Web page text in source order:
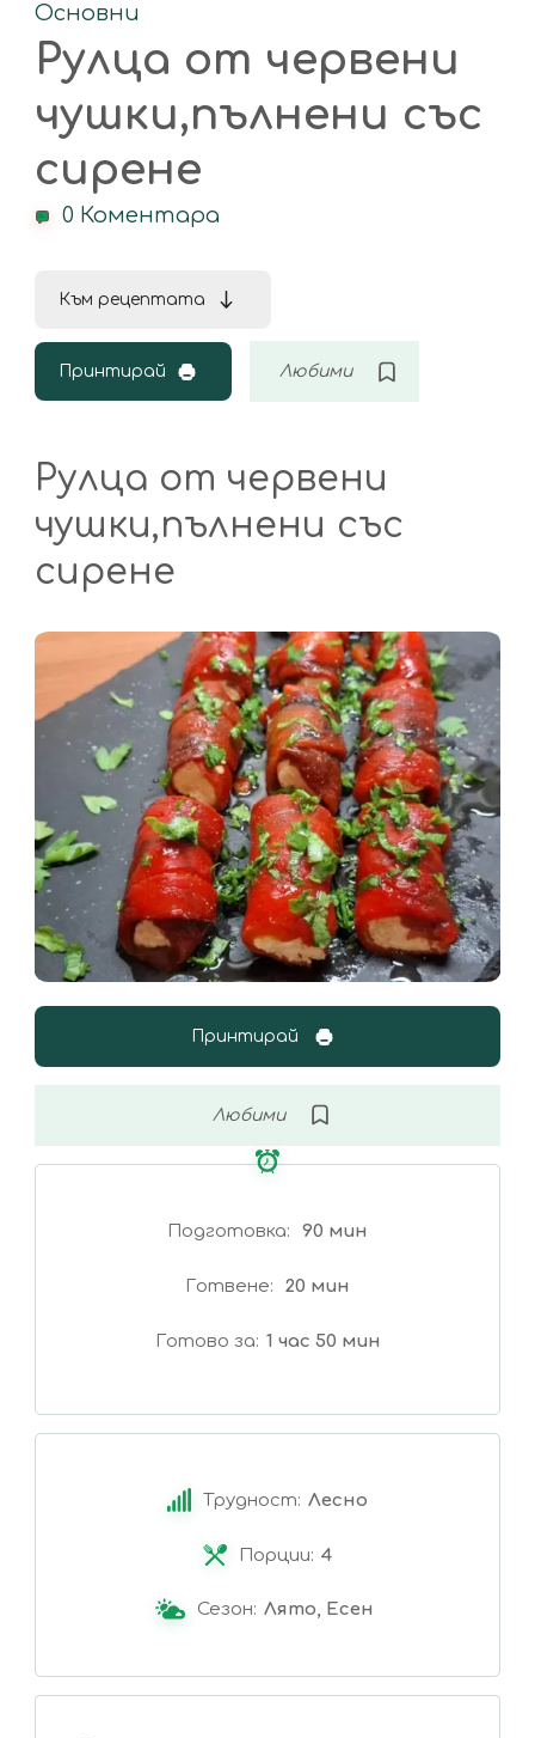
Основни
Рулца от червени
чушки,пълнени със
сирене
0 Коментара
Към рецептата
Принтирай Любими
Рулца от червени
чушки,пълнени със
сирене
Принтирай
Любими
Подготовка 90 мин
Готвене 20 мин
Готово за 1 час 50 мин
Трудност: Лесно
Порции: 4
Сезон: Лято, Есен